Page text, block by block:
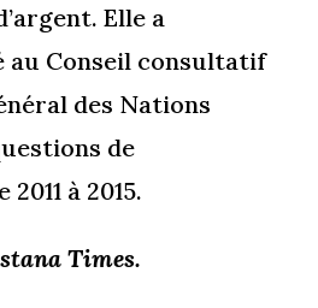
Elle a
au Conseil consultatif
des Nations
de
à 2015.
Times.